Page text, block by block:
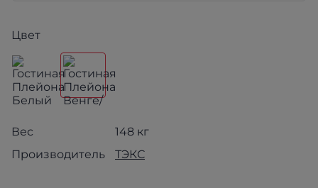
Цвет
Вес
148 кг
Производитель
ТЭКС